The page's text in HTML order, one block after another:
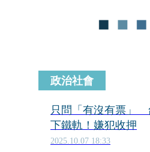
政治社會
只問「有沒有票」
下鐵軌！嫌犯收押
2025.10.07 18:33